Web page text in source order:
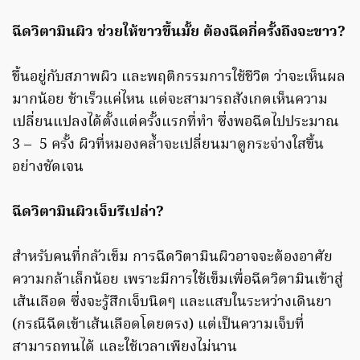
ฉีดวิตามินผิว ช่วยให้ขาวขึ้นมั้ย ต้องฉีดกี่ครั้งถึงจะขาว?
ขึ้นอยู่กับสภาพผิว และพฤติกรรมการใช้ชีวิต ว่าจะเห็นผล
มากน้อย ช้าเร็วแค่ไหน แต่จะสามารถสังเกตเห็นความ
เปลี่ยนแปลงได้ตั้งแต่ครั้งแรกที่ทำ ซึ่งพอฉีดไปประมาณ
3 – 5 ครั้ง ผิวที่หมองคล้ำจะเปลี่ยนมาดูกระจ่างใสขึ้น
อย่างชัดเจน
ฉีดวิตามินผิวเจ็บรึเปล่า?
สำหรับคนที่กลัวเข็ม การฉีดวิตามินผิวอาจจะต้องอาศัย
ความกล้าเล็กน้อย เพราะมีการใช้เข็มเพื่อฉีดวิตามินเข้าสู่
เส้นเลือด ซึ่งจะรู้สึกเจ็บนิดๆ และแสบในระหว่างเดินยา
(กรณีฉีดเข้าเส้นเลือดโดยตรง) แต่เป็นความเจ็บที่
สามารถทนได้ และใช้เวลาเพียงไม่นาน